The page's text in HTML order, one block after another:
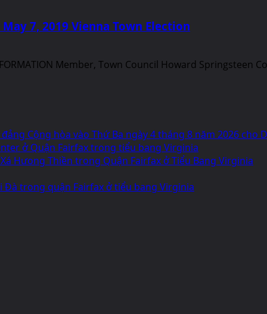
7, 2019 Vienna Town Election
Member, Town Council Howard Springsteen
Cộng hòa vào Thứ Ba ngày 4 tháng 8 năm 2026
ở Quận Fairfax trong tiểu bang Virginia
Hưong Thiền trong Quận Fairfax ở Tiểu Bang Virginia
Đà trong quận Fairfax ở tiểu bang Virginia